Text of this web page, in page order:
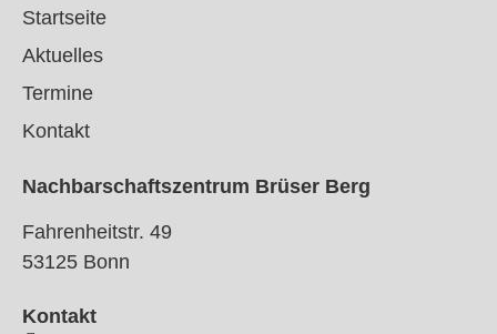
Startseite
Aktuelles
Termine
Kontakt
Nachbarschaftszentrum Brüser Berg
Fahrenheitstr. 49
53125 Bonn
Kontakt